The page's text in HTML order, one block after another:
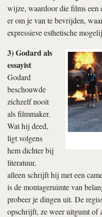
wijze, waardoor die films een
er om je van te bevrijden,
expressieve esthetische
3) Godard als
essayist
Godard
beschouwde
zichzelf nooit
als filmmaker.
Wat hij deed,
ligt volgens
hem dichter bij
literatuur,
alleen schrijft hij met een
is de montageruimte van
probeer je dingen uit. De
opschrijft, ze weer uitgumt of